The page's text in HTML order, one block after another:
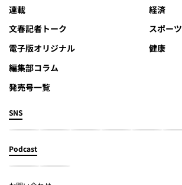
連載
文春記者トーク
電子版オリジナル
編集部コラム
発売号一覧
経済
スポーツ
健康
SNS
Podcast